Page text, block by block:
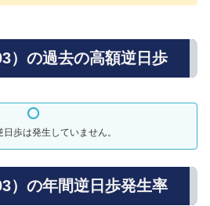
）の過去の高額逆日歩
歩は発生していません。
）の年間逆日歩発生率